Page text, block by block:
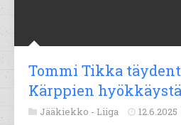
Tommi Tikka
Kärppien hyökkäystä
Jääkiekko - Liiga 12.6.2025